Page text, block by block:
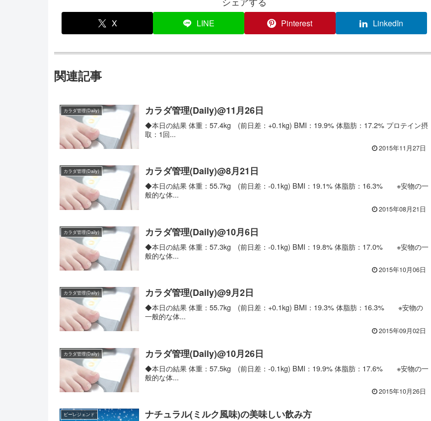
X LINE Pinterest LinkedIn
関連記事
カラダ管理(Daily) カラダ管理(Daily)@11月26日
◆本日の結果 体重：57.4kg (前日差：+0.1kg) BMI：19.9% 体脂肪：17.2% プロテイン摂
取：1回...
2015年11月27日
カラダ管理(Daily) カラダ管理(Daily)@8月21日
◆本日の結果 体重：55.7kg (前日差：-0.1kg) BMI：19.1% 体脂肪：16.3% ※安物の一
般的な体...
2015年08月21日
カラダ管理(Daily) カラダ管理(Daily)@10月6日
◆本日の結果 体重：57.3kg (前日差：-0.1kg) BMI：19.8% 体脂肪：17.0% ※安物の一
般的な体...
2015年10月06日
カラダ管理(Daily) カラダ管理(Daily)@9月2日
◆本日の結果 体重：55.7kg (前日差：+0.1kg) BMI：19.3% 体脂肪：16.3% ※安物の
一般的な体...
2015年09月02日
カラダ管理(Daily) カラダ管理(Daily)@10月26日
◆本日の結果 体重：57.5kg (前日差：-0.1kg) BMI：19.9% 体脂肪：17.6% ※安物の一
般的な体...
2015年10月26日
ビーレジェンド ナチュラル(ミルク風味)の美味しい飲み方